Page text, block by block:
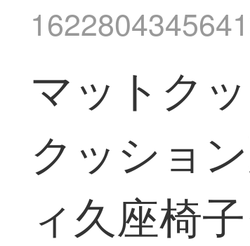
マットク
クッショ
ィ久座椅